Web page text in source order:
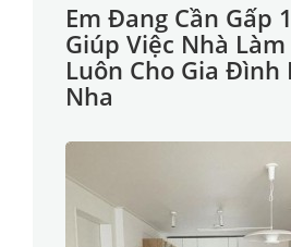
Em Đang Cần Gấp
Giúp Việc Nhà
Luôn Cho Gia Đình
Nha